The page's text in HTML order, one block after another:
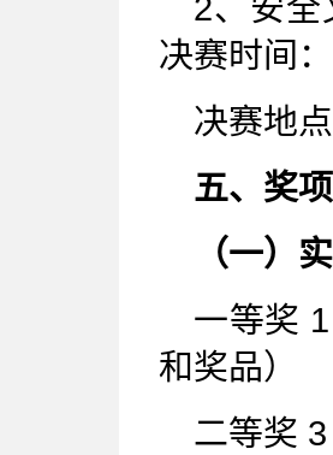
2、安全
决赛时间
决赛地
五、奖
（一）
一等奖
和奖品）
二等奖